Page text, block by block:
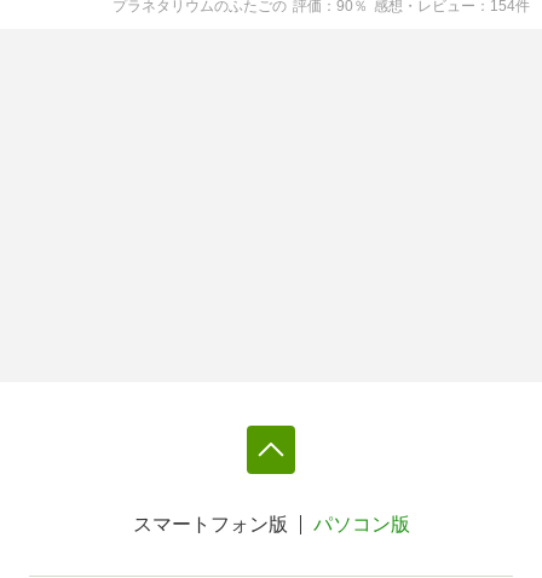
プラネタリウムのふたごの 評価 90 ％ 感想・レビュー 154件
スマートフォン版 パソコン版